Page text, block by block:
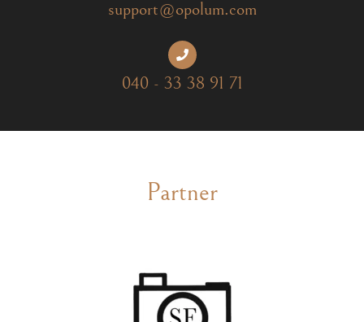
support@opolum.com
040 - 33 38 91 71
Partner